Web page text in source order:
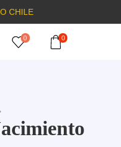
CHILE
0 0